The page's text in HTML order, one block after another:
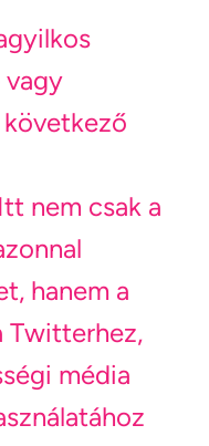
vagy
következő
nem csak a
hanem a
Twitterhez,
média